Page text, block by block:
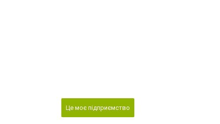
Це моє підприємство